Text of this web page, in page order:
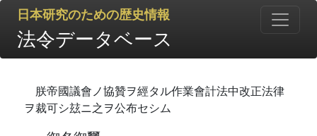
日本研究のための歴史情報
法令データベース
朕帝國議會ノ協贊ヲ經タル作業會計法中改正法律
ヲ裁可シ玆ニ之ヲ公布セシム